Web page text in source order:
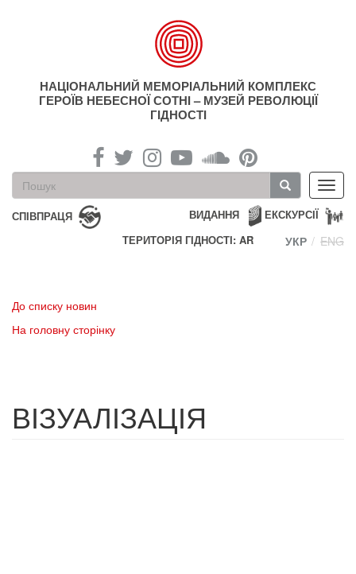
НАЦІОНАЛЬНИЙ МЕМОРІАЛЬНИЙ КОМПЛЕКС
ГЕРОЇВ НЕБЕСНОЇ СОТНІ – МУЗЕЙ РЕВОЛЮЦІЇ
ГІДНОСТІ
Пошукова
форма
Пошук
СПІВПРАЦЯ ЕКСКУРСІЇ
ВИДАННЯ
ТЕРИТОРІЯ ГІДНОСТІ: AR
УКР ENG
До списку новин
На головну сторінку
ВІЗУАЛІЗАЦІЯ